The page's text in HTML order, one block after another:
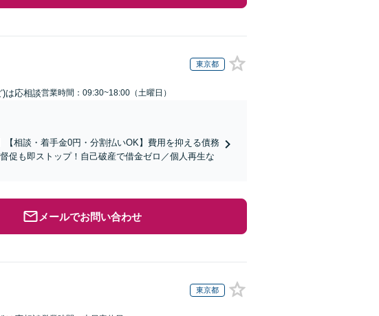
東京都
は応相談営業時間：09:30~18:00（土曜日）
【相談・着手金0円・分割払いOK】費用を抑える債務
促も即ストップ！自己破産で借金ゼロ／個人再生な
メールでお問い合わせ
東京都